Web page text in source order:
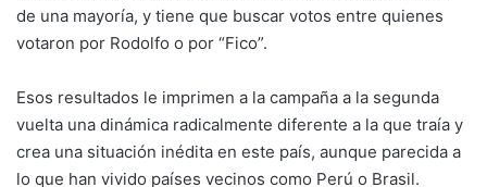
de una mayoría, y tiene que buscar votos entre quienes
votaron por Rodolfo o por “Fico”.
Esos resultados le imprimen a la campaña a la segunda
vuelta una dinámica radicalmente diferente a la que traía y
crea una situación inédita en este país, aunque parecida a
lo que han vivido países vecinos como Perú o Brasil.